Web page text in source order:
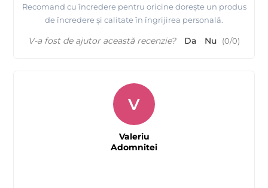
Recomand cu încredere pentru oricine dorește un produs
de încredere și calitate în îngrijirea personală.
V-a fost de ajutor această recenzie? Da Nu (0/0)
V
Valeriu
Adomnitei